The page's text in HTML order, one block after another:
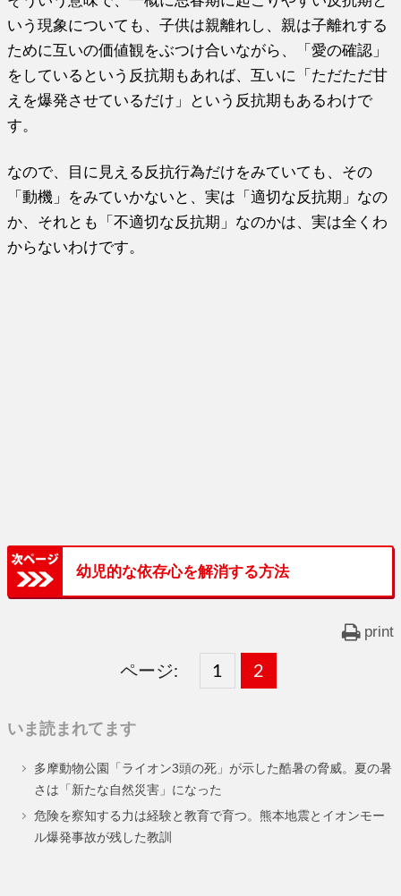
いう現象についても、子供は親離れし、親は子離れする
ために互いの価値観をぶつけ合いながら、「愛の確認」
をしているという反抗期もあれば、互いに「ただただ甘
えを爆発させているだけ」という反抗期もあるわけで
す。
なので、目に見える反抗行為だけをみていても、その
「動機」をみていかないと、実は「適切な反抗期」なの
か、それとも「不適切な反抗期」なのかは、実は全くわ
からないわけです。
幼児的な依存心を解消する方法
print
ページ:
固
ー
ジ
1 ,
固
ー
ジ
2
いま読まれてます
多摩動物公園「ライオン3頭の死」が示した酷暑の脅威。夏の暑
さは「新たな自然災害」になった
危険を察知する力は経験と教育で育つ。熊本地震とイオンモー
ル爆発事故が残した教訓